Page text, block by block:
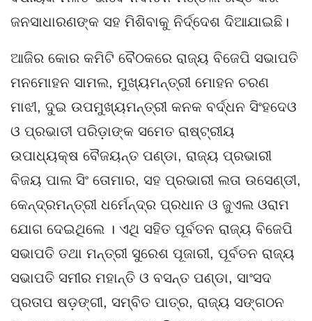
ଜନସାଧାରଣଙ୍କ ସହ ମିଶିବାକୁ ନିର୍ଦ୍ଦେଶ ଦିଆଯାଇଛି।
ଆଜିର କୋର କମିଟି ବୈଠକରେ ରାଜ୍ୟ ବିଜେପି ସଭାପତି
ମନମୋହନ ସାମଲ, ମୁଖ୍ୟମନ୍ତ୍ରୀ ମୋହନ ଚରଣ
ମାଝୀ, ଦୁଇ ଉପମୁଖ୍ୟମନ୍ତ୍ରୀ କନକ ବର୍ଦ୍ଧନ ସିଂହଦେଓ
ଓ ପ୍ରଭାତୀ ପରିଡ଼ାଙ୍କ ସମେତ ରାଷ୍ଟ୍ରୀୟ
ଉପାଧ୍ୟକ୍ଷ ବୈଜୟନ୍ତ ପଣ୍ଡା, ରାଜ୍ୟ ପ୍ରଭାରୀ
ବିଜୟ ପାଲ ସିଂ ତୋମାର, ସହ ପ୍ରଭାରୀ ଲତା ଉସେଣ୍ଡୀ,
କେନ୍ଦ୍ରମନ୍ତ୍ରୀ ଧର୍ମେନ୍ଦ୍ର ପ୍ରଧାନ ଓ ଜୁଏଲ ଓରାମ
ଯୋଗ ଦେଇଥିଲେ । ଏଥି ସହିତ ପୂର୍ବତନ ରାଜ୍ୟ ବିଜେପି
ସଭାପତି ତଥା ମନ୍ତ୍ରୀ ସୁରେଶ ପୂଜାରୀ, ପୂର୍ବତନ ରାଜ୍ୟ
ସଭାପତି ସମୀର ମହାନ୍ତି ଓ ବସନ୍ତ ପଣ୍ଡା, ସାଂସଦ
ପ୍ରତାପ ଷଡ଼ଙ୍ଗୀ, ସମ୍ବିତ ପାତ୍ର, ରାଜ୍ୟ ସଙ୍ଗଠନ